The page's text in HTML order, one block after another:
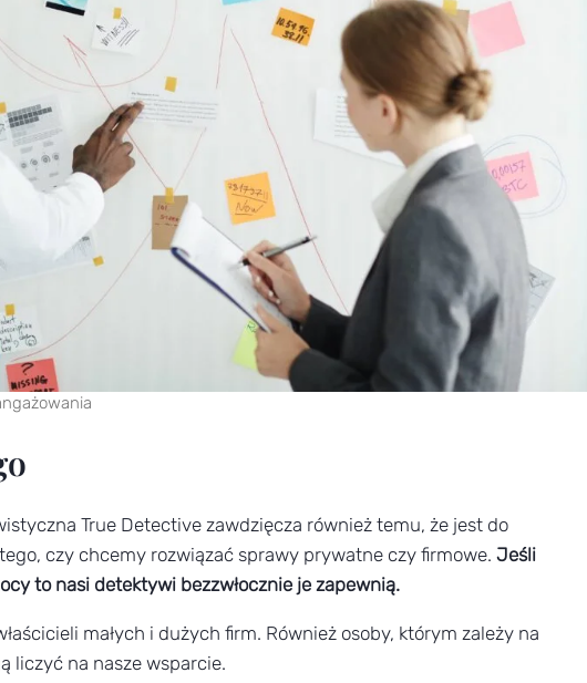
True Detective zawdzięcza również temu, że jest do
czy chcemy rozwiązać sprawy prywatne czy firmowe. Jeśli
to nasi detektywi bezzwłocznie je zapewnią.
małych i dużych firm. Również osoby, którym zależy na
liczyć na nasze wsparcie.